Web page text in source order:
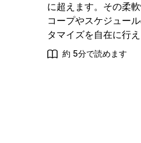
に超えます。その柔
コープやスケジュー
タマイズを自在に行え
約 5分で読めます